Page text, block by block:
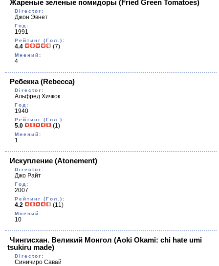
Жареные зеленые помидоры (Fried Green Tomatoes)
Director:
Джон Эвнет
Год:
1991
Рейтинг (Гол.):
4.4 (7)
Мнений:
4
Ребекка(Rebecca)
Director:
Альфред Хичкок
Год:
1940
Рейтинг (Гол.):
5.0 (1)
Мнений:
1
Искупление (Atonement)
Director:
Джо Райт
Год:
2007
Рейтинг (Гол.):
4.2 (11)
Мнений:
10
Чингисхан. Великий Монгол (Aoki Okami: chi hate umi
tsukiru made)
Director:
Синичиро Савай